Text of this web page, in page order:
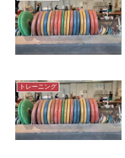
トレーニング